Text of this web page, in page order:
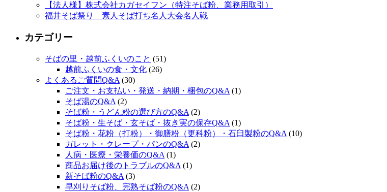
【法人様】株式会社カガセイフン（特注そば粉、業務用取引）
福井そば祭り 素人そば打ち名人大会名人戦
カテゴリー
そばの里・越前ふくいのこと (51)
越前ふくいの食・文化 (26)
よくあるご質問Q&A (30)
ご注文・お支払い・発送・納期・梱包のQ&A (1)
そば湯のQ&A (2)
そば粉・うどん粉の選び方のQ&A (2)
そば粉・生そば・玄そば・抜き実の保存Q&A (1)
そば粉・花粉（打粉）・御膳粉（更科粉）・石臼製粉のQ&A (10)
ガレット・クレープ・パンのQ&A (2)
人病・医療・栄養価のQ&A (1)
商品お届け後のトラブルのQ&A (1)
新そば粉のQ&A (3)
早刈りそば粉、完熟そば粉のQ&A (2)